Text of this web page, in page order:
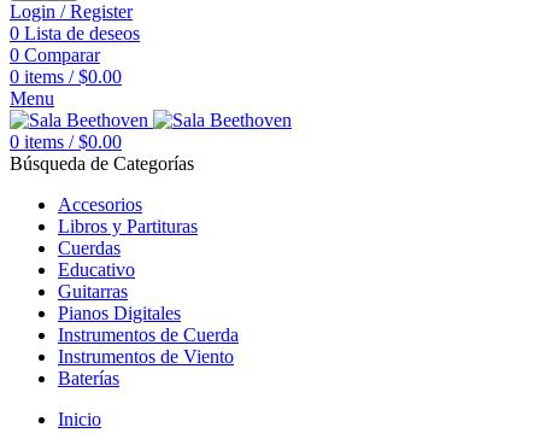
Login / Register
0 Lista de deseos
0 Comparar
0 items / $0.00
Menu
0 items / $0.00
Búsqueda de Categorías
Accesorios
Libros y Partituras
Cuerdas
Educativo
Guitarras
Pianos Digitales
Instrumentos de Cuerda
Instrumentos de Viento
Baterías
Inicio